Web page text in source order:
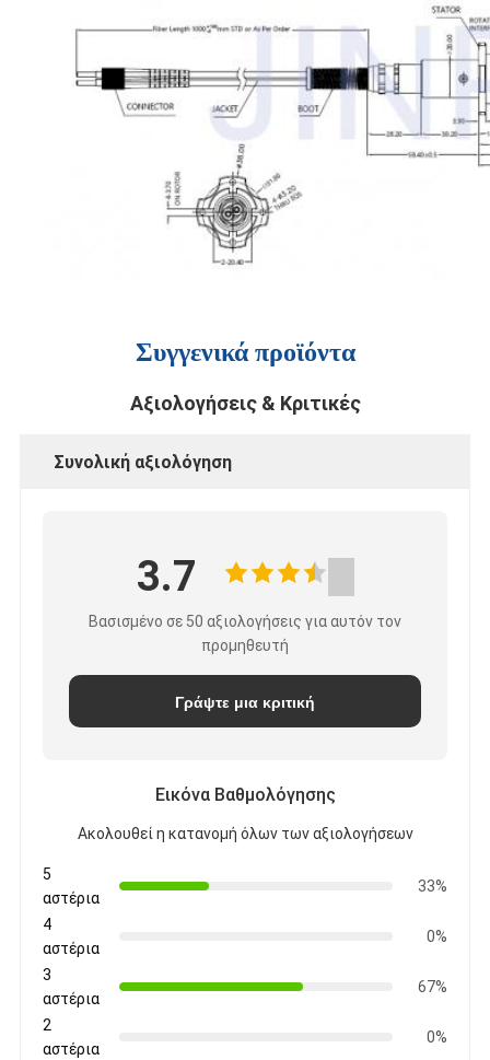
Συγγενικά προϊόντα
Αξιολογήσεις & Κριτικές
Συνολική αξιολόγηση
3.7
Βασισμένο σε 50 αξιολογήσεις για αυτόν τον
προμηθευτή
Γράψτε μια κριτική
Εικόνα Βαθμολόγησης
Ακολουθεί η κατανομή όλων των αξιολογήσεων
5
αστέρια
33%
4
αστέρια
0%
3
αστέρια
67%
2
αστέρια
0%